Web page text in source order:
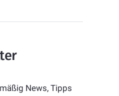
News, Tipps